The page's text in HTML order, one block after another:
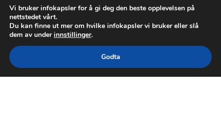
Vi bruker infokapsler for å gi deg den beste opplevelsen på
nettstedet vårt.
Du kan finne ut mer om hvilke infokapsler vi bruker eller slå
dem av underinnstillinger.
Godta